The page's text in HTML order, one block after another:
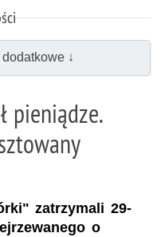
↓
pieniądze.
zatrzymali 29-
o